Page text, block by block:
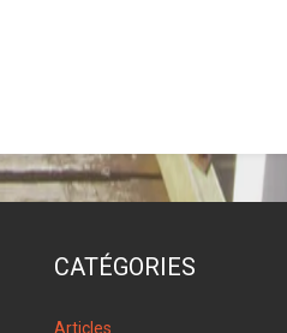
CATÉGORIES
Articles